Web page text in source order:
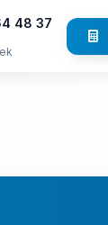
48 37